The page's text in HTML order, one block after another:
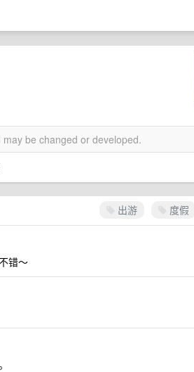
be changed or developed.
出游 度假
错～